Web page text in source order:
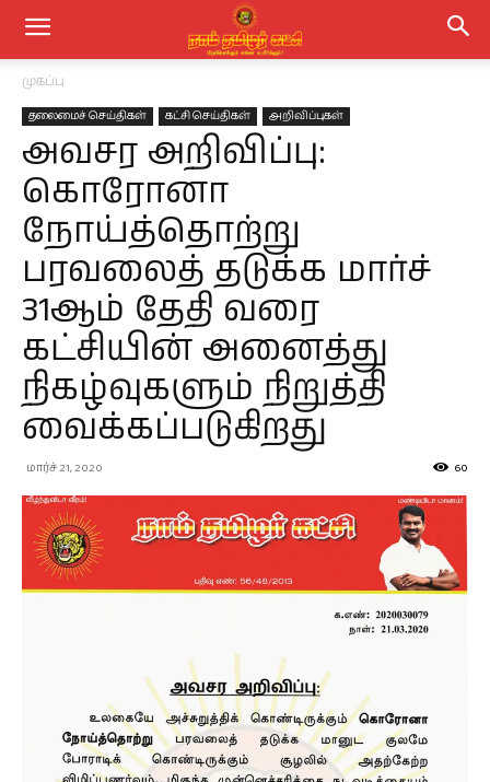
முகப்பு
தலைமைச் செய்திகள் கட்சி செய்திகள் அறிவிப்புகள்
அவசர அறிவிப்பு:
கொரோனா
நோய்த்தொற்று
பரவலைத் தடுக்க மார்ச்
31ஆம் தேதி வரை
கட்சியின் அனைத்து
நிகழ்வுகளும் நிறுத்தி
வைக்கப்படுகிறது
மார்ச் 21, 2020 60